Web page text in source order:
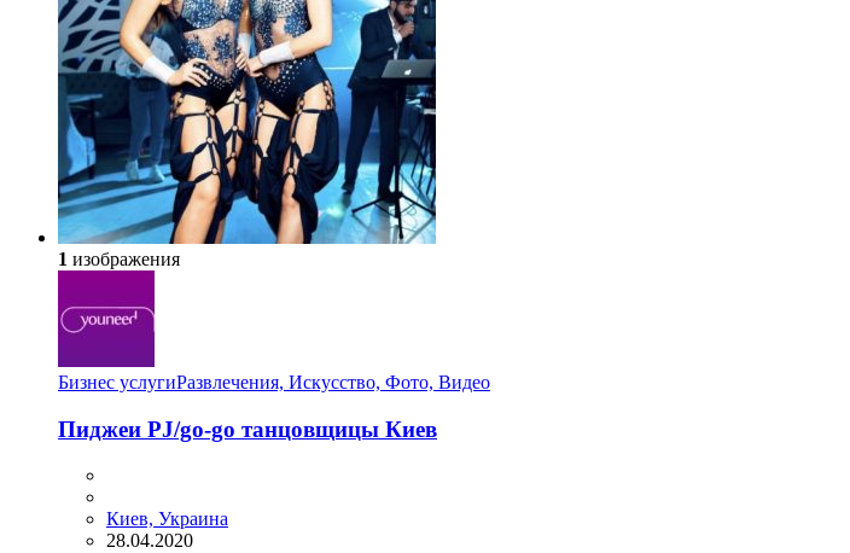
1 изображения
Бизнес услугиРазвлечения, Искусство, Фото, Видео
Пиджеи PJ/go-go танцовщицы Киев
Киев, Украина
28.04.2020